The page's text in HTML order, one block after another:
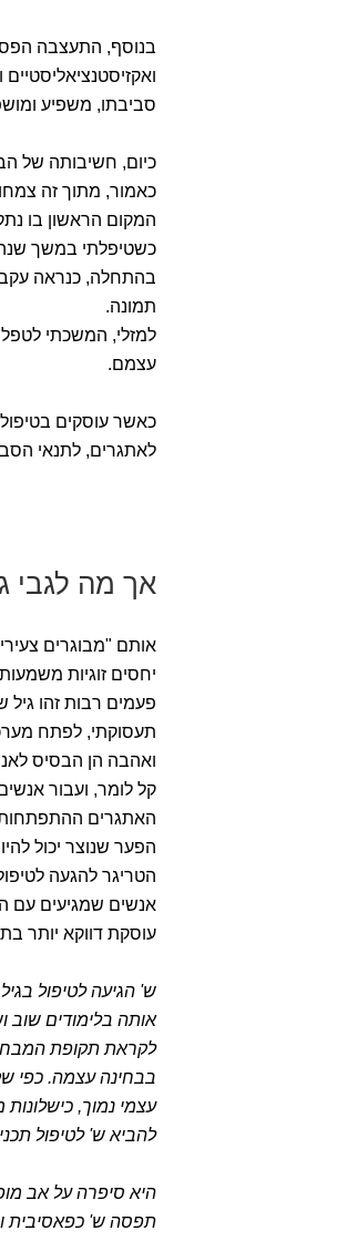
בנוסף, התעצבה
סביבתו, משפיע
כיום, חשיבותה של
כאמור, מתוך זה
המקום הראשון בו
כשטיפלתי במשך שנה
בהתחלה, כנראה עקב
תמונה.
למזלי, המשכתי
עצמם.
כאשר עוסקים בטיפול
לאתגרים, לתנאי
אך מה לגבי
אותם "מבוגרים
יחסים זוגיות
פעמים רבות זהו
תעסוקתי, לפתח
ואהבה הן הבסיס
קל לומר, ועבור
האתגרים
הפער שנוצר יכול
הטריגר להגעה
אנשים שמגיעים עם
עוסקת דווקא יותר
אותה בלימודים
לקראת תקופת
בבחינה עצמה. כפי
עצמי נמוך,
להביא ש' לטיפול
היא סיפרה על אב
תפסה ש' כפאסיבית